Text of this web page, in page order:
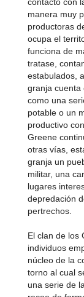
manera muy
productoras
ocupa el
funciona de
tratase,
estabulados,
granja cuenta
como una
potable o un
productivo
Greene
otras vías,
granja un
militar, una
lugares
depredación
pertrechos.
El clan de los
individuos
núcleo de la
torno al cual
una serie de